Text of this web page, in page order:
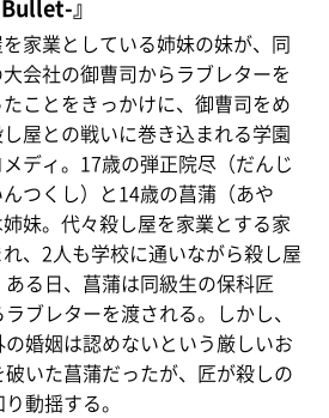
』
家業としている姉妹の妹が、同
会社の御曹司からラブレターを
ことをきっかけに、御曹司をめ
し屋との戦いに巻き込まれる学園
ディ。17歳の弾正院尽（だんじ
んつくし）と14歳の菖蒲（あや
妹。代々殺し屋を家業とする家
、2人も学校に通いながら殺し屋
る日、菖蒲は同級生の保科匠
ブレターを渡される。しかし、
婚姻は認めないという厳しいお
いた菖蒲だったが、匠が殺しの
動揺する。